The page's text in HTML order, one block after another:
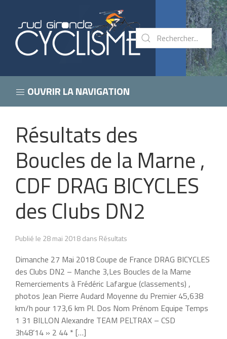
OUVRIR LA NAVIGATION
Résultats des
Boucles de la Marne ,
CDF DRAG BICYCLES
des Clubs DN2
Publié le 28 mai 2018 dans Résultats
Dimanche 27 Mai 2018 Coupe de France DRAG BICYCLES
des Clubs DN2 – Manche 3,Les Boucles de la Marne
Remerciements à Frédéric Lafargue (classements) ,
photos Jean Pierre Audard Moyenne du Premier 45,638
km/h pour 173,6 km Pl. Dos Nom Prénom Equipe Temps
1 31 BILLON Alexandre TEAM PELTRAX – CSD
3h48’14 » 2 44 * […]